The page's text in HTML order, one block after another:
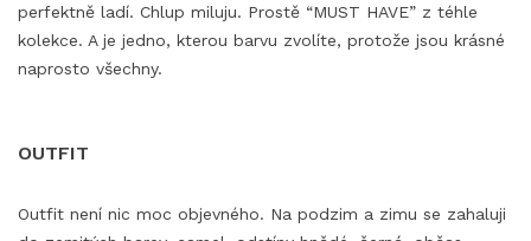
perfektně ladí. Chlup miluju. Prostě “MUST HAVE” z téhle
kolekce. A je jedno, kterou barvu zvolíte, protože jsou krásné
naprosto všechny.
OUTFIT
Outfit není nic moc objevného. Na podzim a zimu se zahaluji